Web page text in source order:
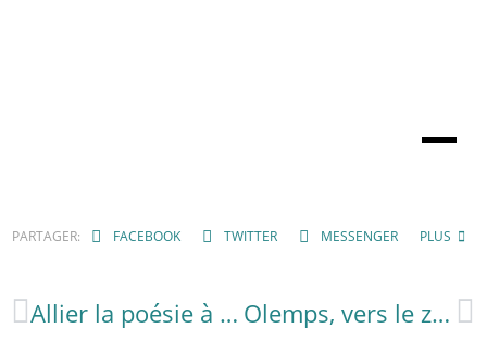
PARTAGER: FACEBOOK TWITTER MESSENGER PLUS
Allier la poésie à la langue des signes par le clownesque Olemps, vers le zéro phyto